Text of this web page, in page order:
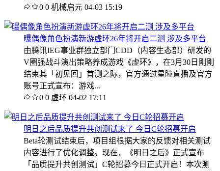
0 0 机械启元 04-03 15:19
曝偶像角色扮演新游虚环26年将开启二测 涉及多平台
由腾讯IEG事业群独立部门CDD（内容生态部）研发的
V圈强战斗演出策略养成游戏《虚环》，在3月30日刚刚
结束其「初见回」首测之际，官方通过星瞳直播及官方
账号正式宣布：游戏...
0 0 虚环 04-02 17:11
明日之后品质提升共创测试来了 今日C轮招募开启
Beta轮测试结束后，项目组根据大家的反馈对相关测试
内容进行了优化调整。现在，《明日之后》正式宣布
「品质提升共创测试」C轮招募今日正式开启！本次测